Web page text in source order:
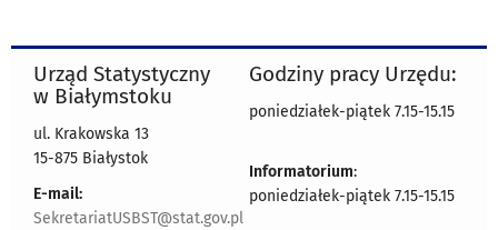
Urząd Statystyczny
w Białymstoku
ul. Krakowska 13
15-875 Białystok
E-mail:
SekretariatUSBST@stat.gov.pl
Godziny pracy Urzędu:
poniedziałek-piątek 7.15-15.15
Informatorium:
poniedziałek-piątek 7.15-15.15